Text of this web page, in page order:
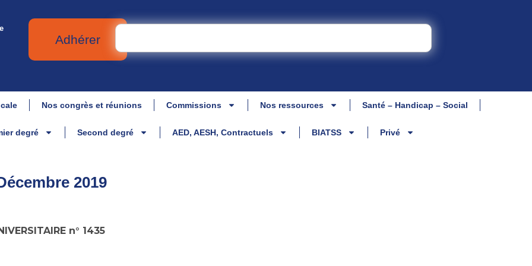
Adhérer
Nos congrès et réunions Commissions Nos ressources Santé – Handicap – Social
degré Second degré AED, AESH, Contractuels BIATSS Privé
2019
n° 1435